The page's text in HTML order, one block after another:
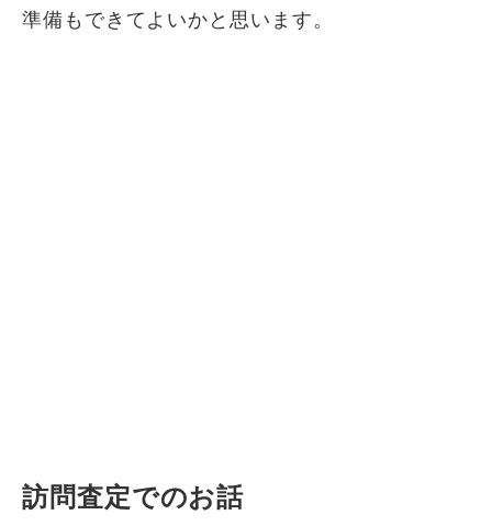
準備もできてよいかと思います。
訪問査定でのお話